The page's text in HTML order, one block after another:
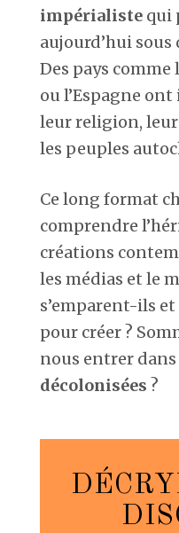
impérialiste qui
aujourd’hui
Des pays comme
ou l’Espagne
leur religion,
les peuples
Ce long format
comprendre
créations
les médias et le
s’emparent-ils
pour créer ?
nous entrer dans
décolonisées ?